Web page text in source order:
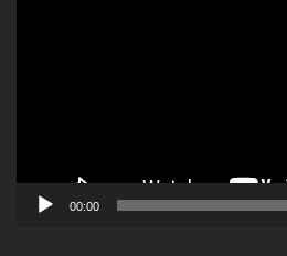
00:00